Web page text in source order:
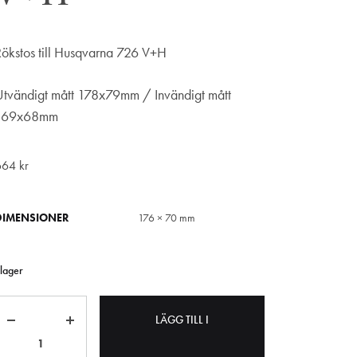
till Husqvarna 726 V+H
mått 178x79mm / Invändigt mått
kr
176 × 70 mm
LÄGG TILL I